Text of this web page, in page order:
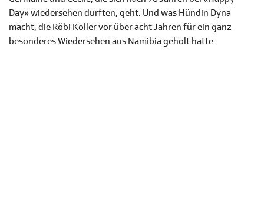
Day» wiedersehen durften, geht. Und was Hündin Dyna
macht, die Röbi Koller vor über acht Jahren für ein ganz
besonderes Wiedersehen aus Namibia geholt hatte.